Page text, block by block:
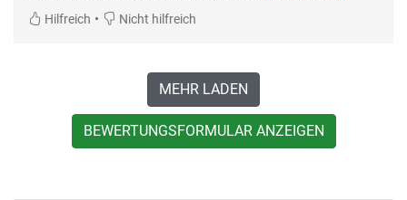
Hilfreich • Nicht hilfreich
MEHR LADEN
BEWERTUNGSFORMULAR ANZEIGEN